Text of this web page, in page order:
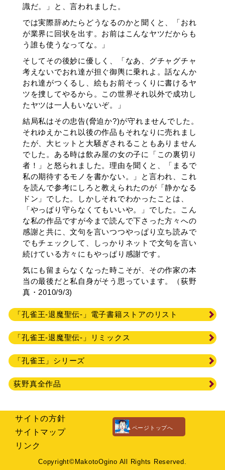
識だ。」と、言われました。
では実際辞めたらどうなるのかと聞くと、「おれ
が業界に回状を出す。お前はこんなヤツだからも
う誰も使うなってな。」
そしてその後妙に優しく、「なあ、グチャグチャ
考えないでおれ達が担ぐ御輿に乗れよ。話なんか
おれ達がつくるし、絵もお前そっくりに書けるヤ
ツを捜してやるから。この世界それ以外で成功し
たヤツは一人もいないぞ。」
結局私はその忠告(脅迫か?)が守れませんでした。
それゆえかこれ以後の作品もそれなりに売れまし
たが、大ヒットと大騒ぎされることもありません
でした。ある時は飲み屋の女の子に「この裏切り
者！」と怒られました。理由を聞くと、「まるで
私の期待するモノを書かない。」と言われ、これ
を読んで参考にしろと教えられたのが「静かなる
ドン」でした。しかしそれでわかったことは、
「やっぱり守らなくてもいいや。」でした。こん
な私の作品ですが今まで読んで下さった方々への
感謝と共に、文句を言いつつやっぱり立ち読みで
でもチェックして、しっかりネットで文句を言い
続けている方々にもやっぱり感謝です。
気にも留まらなくなった時こそが、その作家の本
当の最後だと私自身がそう思っています。（荻野
真・2010/9/3)
「孔雀王-退魔聖伝-」電子書籍ストアのリスト
「孔雀王-退魔聖伝-」リミックス
「孔雀王」シリーズ
荻野真全作品
サイトの方針
サイトマップ
リンク
Copyright©MakotoOgino All Rights Reserved.
▲ページトップへ